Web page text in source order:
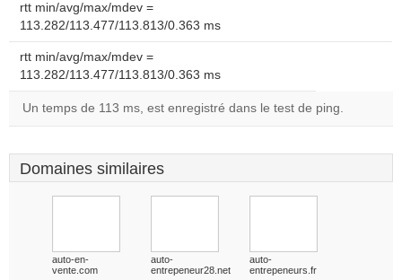
rtt min/avg/max/mdev =
113.282/113.477/113.813/0.363 ms
rtt min/avg/max/mdev =
113.282/113.477/113.813/0.363 ms
Un temps de 113 ms, est enregistré dans le test de ping.
Domaines similaires
auto-en-
vente.com
auto-
entrepeneur28.net
auto-
entrepeneurs.fr